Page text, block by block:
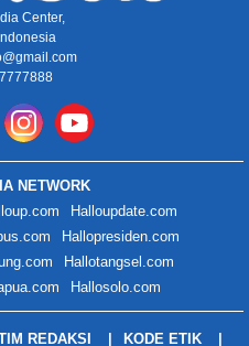
Center,
NETWORK
Halloupdate.com
Hallopresiden.com
Hallotangsel.com
Hallosolo.com
REDAKSI KODE ETIK